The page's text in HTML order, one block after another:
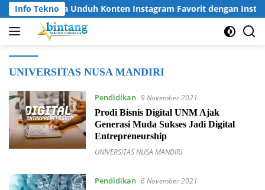
Langsung
ke
konten
Info TeknoCara Unduh Konten Instagram Favorit dengan
UNIVERSITAS NUSA MANDIRI
Pendidikan 9 November 2021
Prodi Bisnis Digital UNM Ajak
Generasi Muda Sukses Jadi Digital
Entrepreneurship
UNIVERSITAS NUSA MANDIRI
Pendidikan 6 November 2021